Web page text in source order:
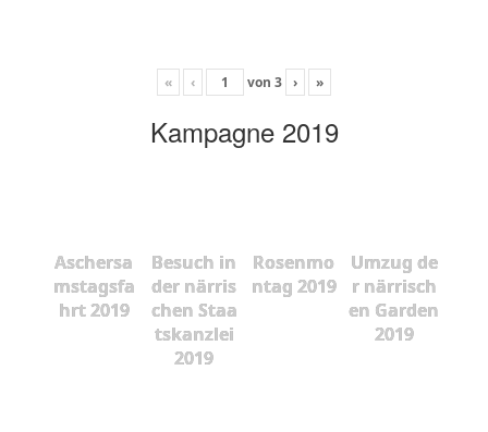
« ‹ von 3 › »
Kampagne 2019
Aschersa
mstagsfa
hrt 2019
Besuch in
der närris
chen Staa
tskanzlei
2019
Rosenmo
ntag 2019
Umzug de
r närrisch
en Garden
2019